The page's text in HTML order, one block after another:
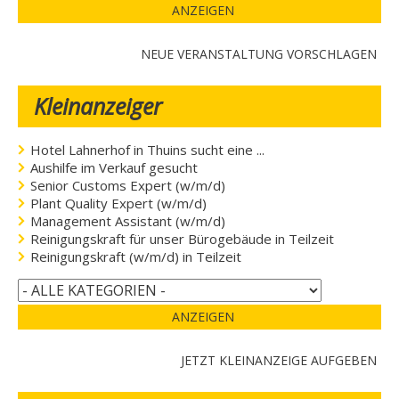
ANZEIGEN
NEUE VERANSTALTUNG VORSCHLAGEN
Kleinanzeiger
Hotel Lahnerhof in Thuins sucht eine ...
Aushilfe im Verkauf gesucht
Senior Customs Expert (w/m/d)
Plant Quality Expert (w/m/d)
Management Assistant (w/m/d)
Reinigungskraft für unser Bürogebäude in Teilzeit
Reinigungskraft (w/m/d) in Teilzeit
ANZEIGEN
JETZT KLEINANZEIGE AUFGEBEN